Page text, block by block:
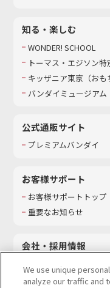
知る・楽しむ
WONDER! SCHOOL
トーマス・エジソン特
キッザニア東京（おも
バンダイミュージアム
公式通販サイト
プレミアムバンダイ
お客様サポート
お客様サポートトップ
重要なお知らせ
会社・採用情報
採用情報
We use unique
analyze our traffic and